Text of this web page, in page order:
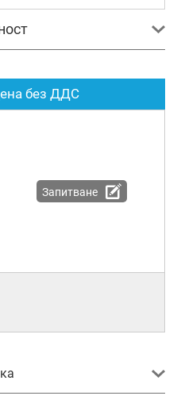
без ДДС
Запитване